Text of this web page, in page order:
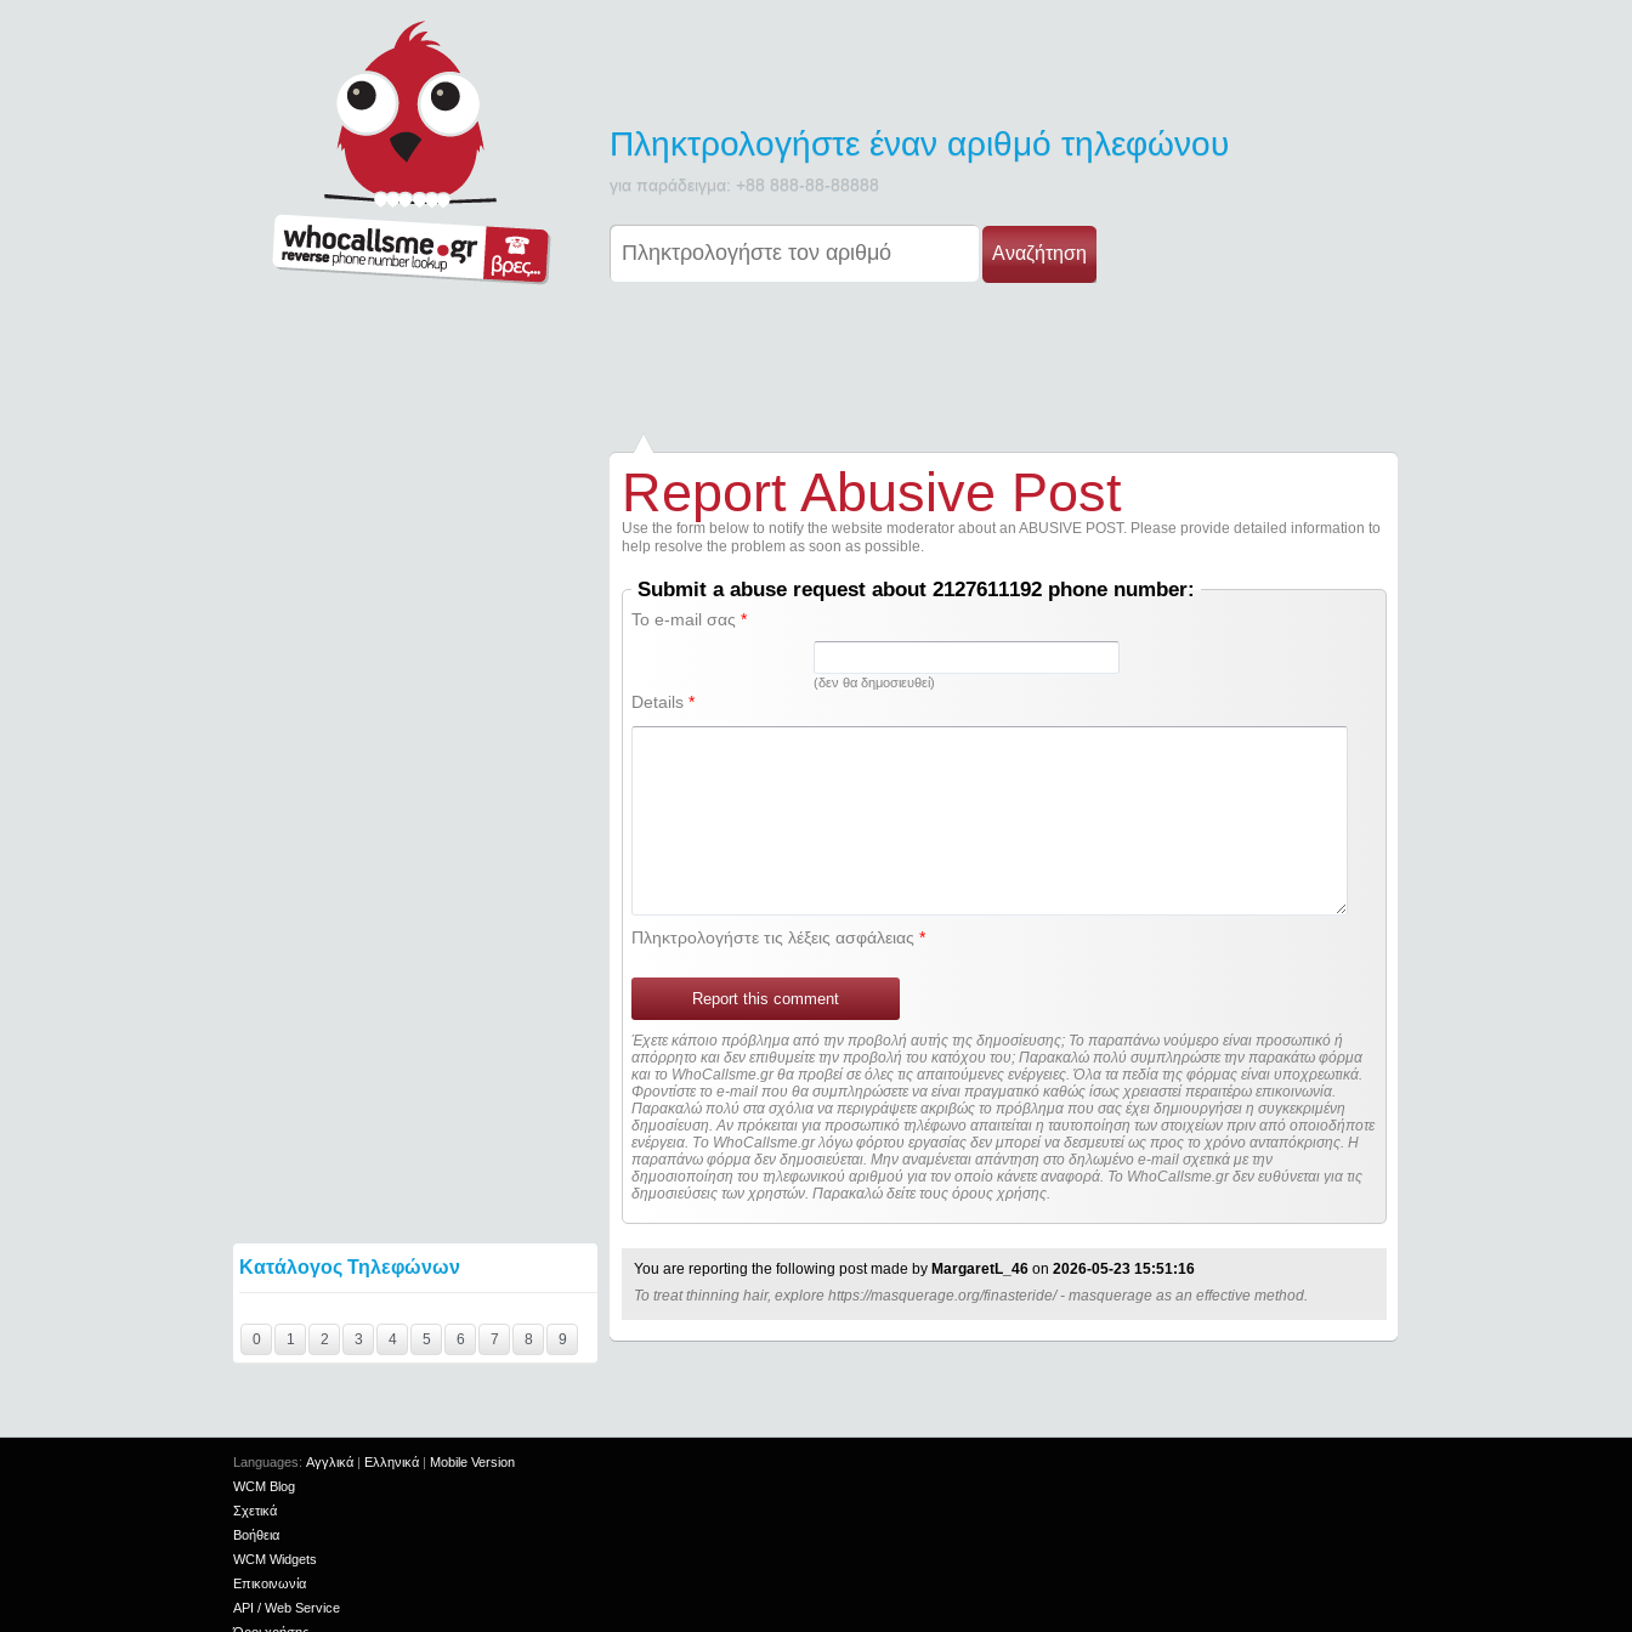
Πληκτρολογήστε έναν αριθμό τηλεφώνου
για παράδειγμα: +88 888-88-88888
Αναζήτηση
Κατάλογος Τηλεφώνων
0
1 2 3 4 5 6 7 8 9
Report Abusive Post
Use the form below to notify the website moderator about an ABUSIVE POST. Please provide detailed information to
help resolve the problem as soon as possible.
Submit a abuse request about 2127611192 phone number:
Το e-mail σας*
(δεν θα δημοσιευθεί)
Details*
Πληκτρολογήστε τις λέξεις ασφάλειας*
Report this comment
Έχετε κάποιο πρόβλημα από την προβολή αυτής της δημοσίευσης; Το παραπάνω νούμερο είναι προσωπικό ή
απόρρητο και δεν επιθυμείτε την προβολή του κατόχου του; Παρακαλώ πολύ συμπληρώστε την παρακάτω φόρμα
και το WhoCallsme.gr θα προβεί σε όλες τις απαιτούμενες ενέργειες. Όλα τα πεδία της φόρμας είναι υποχρεωτικά.
Φροντίστε το e-mail που θα συμπληρώσετε να είναι πραγματικό καθώς ίσως χρειαστεί περαιτέρω επικοινωνία.
Παρακαλώ πολύ στα σχόλια να περιγράψετε ακριβώς το πρόβλημα που σας έχει δημιουργήσει η συγκεκριμένη
δημοσίευση. Αν πρόκειται για προσωπικό τηλέφωνο απαιτείται η ταυτοποίηση των στοιχείων πριν από οποιοδήποτε
ενέργεια. Τo WhoCallsme.gr λόγω φόρτου εργασίας δεν μπορεί να δεσμευτεί ως προς το χρόνο ανταπόκρισης. Η
παραπάνω φόρμα δεν δημοσιεύεται. Μην αναμένεται απάντηση στο δηλωμένο e-mail σχετικά με την
δημοσιοποίηση του τηλεφωνικού αριθμού για τον οποίο κάνετε αναφορά. Το WhoCallsme.gr δεν ευθύνεται για τις
δημοσιεύσεις των χρηστών. Παρακαλώ δείτε τους όρους χρήσης.
You are reporting the following post made by MargaretL_46 on 2026-05-23 15:51:16
To treat thinning hair, explore https://masquerage.org/finasteride/ - masquerage as an effective method.
Languages: Αγγλικά | Ελληνικά | Mobile Version
WCM Blog
Σχετικά
Βοήθεια
WCM Widgets
Επικοινωνία
API / Web Service